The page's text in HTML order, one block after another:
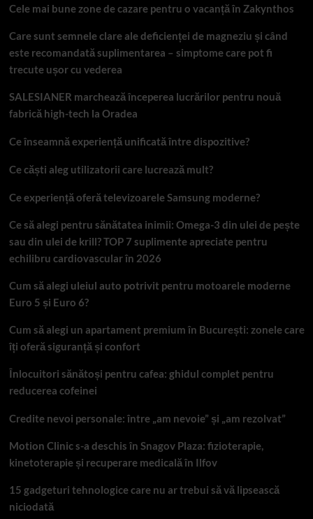
Cele mai bune zone de cazare pentru o vacanță în Zakynthos
Care sunt semnele clare ale deficienței de magneziu și când
este recomandată suplimentarea – simptome care pot fi
trecute ușor cu vederea
SALESIANER marchează începerea lucrărilor pentru nouă
fabrică high-tech la Oradea
Ce înseamnă experiență unificată între dispozitive?
Ce căști aleg utilizatorii care lucrează mult?
Ce experiență oferă televizoarele Samsung moderne?
Ce să alegi pentru sănătatea inimii: Omega-3 din ulei de pește
sau din ulei de krill? TOP 7 suplimente apreciate pentru
echilibru cardiovascular în 2026
Cum să alegi uleiul auto potrivit pentru motoarele moderne
Euro 5 și Euro 6?
Cum să alegi un apartament premium în București: zonele care
îți oferă siguranță și confort
Înlocuitori sănătoși pentru cafea: ghidul complet pentru
reducerea cofeinei
Credite nevoi personale: între „am nevoie” și „am rezolvat”
Motion Clinic s-a deschis în Snagov Plaza: fizioterapie,
kinetoterapie și recuperare medicală în Ilfov
15 gadgeturi tehnologice care nu ar trebui să vă lipsească
niciodată